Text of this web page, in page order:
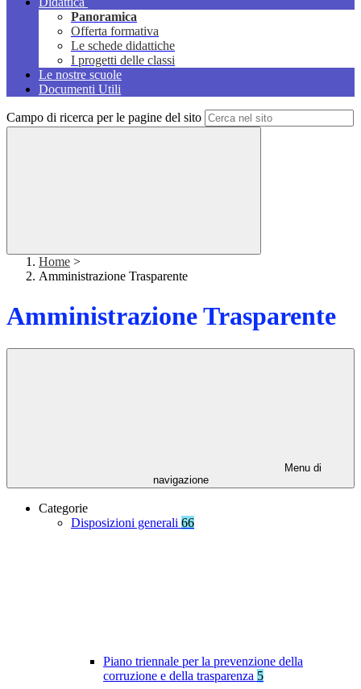
Panoramica
Offerta formativa
Le schede didattiche
I progetti delle classi
Le nostre scuole
Documenti Utili
Campo di ricerca per le pagine del sito
Home >
Amministrazione Trasparente
Amministrazione Trasparente
Menu di
navigazione
Categorie
Disposizioni generali 66
Piano triennale per la prevenzione della
corruzione e della trasparenza 5